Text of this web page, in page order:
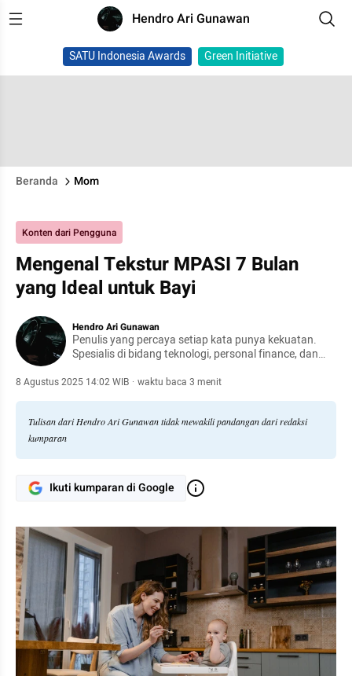
Hendro Ari Gunawan
SATU Indonesia Awards Green Initiative
Beranda Mom
Konten dari Pengguna
Mengenal Tekstur MPASI 7 Bulan
yang Ideal untuk Bayi
Hendro Ari Gunawan
Penulis yang percaya setiap kata punya kekuatan.
Spesialis di bidang teknologi, personal finance, dan
8 Agustus 2025 14:02 WIB · waktu baca 3 menit
Tulisan dari Hendro Ari Gunawan tidak mewakili pandangan dari redaksi
kumparan
Ikuti kumparan di Google